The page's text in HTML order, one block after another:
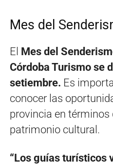
Mes del
El Mes del
Córdoba Turismo se
setiembre. Es
conocer las
provincia en términos
patrimonio cultural.
“Los guías turísticos